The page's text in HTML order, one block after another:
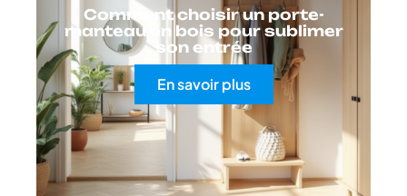
Comment choisir un porte-
manteau en bois pour sublimer
son entrée
En savoir plus